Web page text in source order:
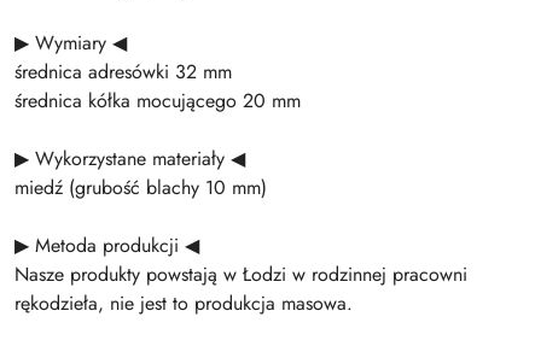
▶ Wymiary ◀
średnica adresówki 32 mm
średnica kółka mocującego 20 mm
▶ Wykorzystane materiały ◀
miedź (grubość blachy 10 mm)
▶ Metoda produkcji ◀
Nasze produkty powstają w Łodzi w rodzinnej pracowni
rękodzieła, nie jest to produkcja masowa.